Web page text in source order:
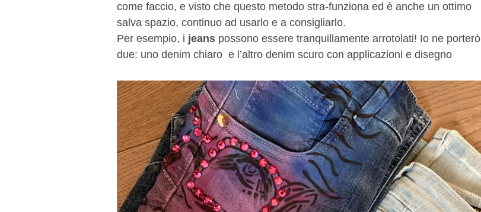
come faccio, e visto che questo metodo stra-funziona ed è anche un ottimo
salva spazio, continuo ad usarlo e a consigliarlo.
Per esempio, i jeans possono essere tranquillamente arrotolati! Io ne porterò
due: uno denim chiaro e l’altro denim scuro con applicazioni e disegno